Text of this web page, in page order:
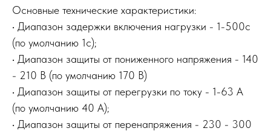
Основные технические характеристики:
• Диапазон задержки включения нагрузки - 1-500с
(по умолчанию 1с);
• Диапазон защиты от пониженного напряжения - 140
- 210 В (по умолчанию 170 В)
• Диапазон защиты от перегрузки по току - 1-63 А
(по умолчанию 40 A);
• Диапазон защиты от перенапряжения - 230 - 300